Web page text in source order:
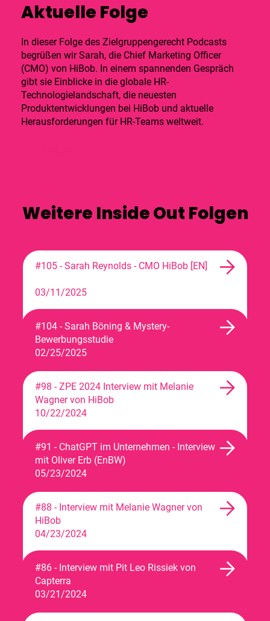
Aktuelle Folge
In dieser Folge des Zielgruppengerecht Podcasts
begrüßen wir Sarah, die Chief Marketing Officer
(CMO) von HiBob. In einem spannenden Gespräch
gibt sie Einblicke in die globale HR-
Technologielandschaft, die neuesten
Produktentwicklungen bei HiBob und aktuelle
Herausforderungen für HR-Teams weltweit.
Weitere Inside Out Folgen
#105 - Sarah Reynolds - CMO HiBob [EN]
03/11/2025
#104 - Sarah Böning & Mystery-
Bewerbungsstudie
02/25/2025
#98 - ZPE 2024 Interview mit Melanie
Wagner von HiBob
10/22/2024
#91 - ChatGPT im Unternehmen - Interview
mit Oliver Erb (EnBW)
05/23/2024
#88 - Interview mit Melanie Wagner von
HiBob
04/23/2024
#86 - Interview mit Pit Leo Rissiek von
Capterra
03/21/2024